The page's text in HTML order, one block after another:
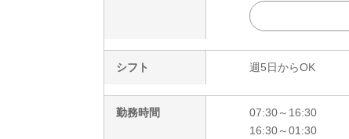
シフト 週5日からOK
勤務時間
07:30～16:30
16:30～01:30